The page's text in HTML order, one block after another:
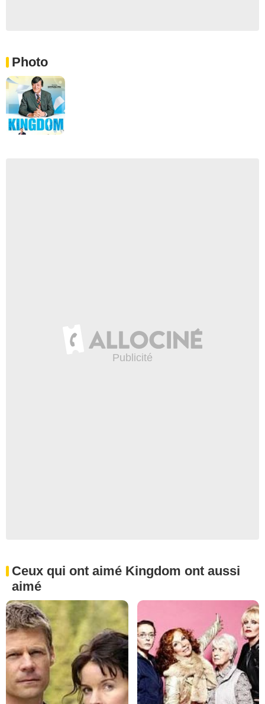
Photo
Ceux qui ont aimé Kingdom ont aussi
aimé